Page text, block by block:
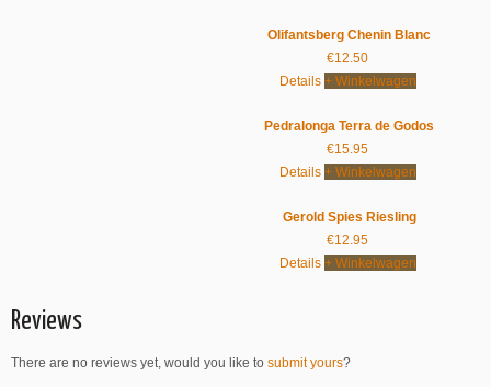
Olifantsberg Chenin Blanc
€12.50
Details + Winkelwagen
Pedralonga Terra de Godos
€15.95
Details + Winkelwagen
Gerold Spies Riesling
€12.95
Details + Winkelwagen
Reviews
There are no reviews yet, would you like to submit yours?